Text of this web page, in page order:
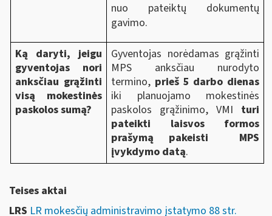
nuo pateiktų dokumentų
gavimo.
Ką daryti, jeigu
gyventojas nori
anksčiau grąžinti
visą mokestinės
paskolos sumą?
Gyventojas norėdamas grąžinti
MPS anksčiau nurodyto
termino, prieš 5 darbo dienas
iki planuojamo mokestinės
paskolos grąžinimo, VMI turi
pateikti laisvos formos
prašymą pakeisti MPS
įvykdymo datą.
Teises aktai
LRS LR mokesčių administravimo įstatymo 88 str.